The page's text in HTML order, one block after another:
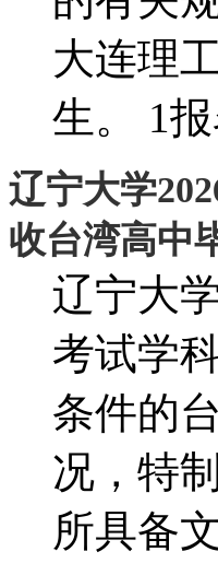
大连理
生。 1
辽宁大学
收台湾高中
辽宁大
考试学
条件的
况，特
所具备